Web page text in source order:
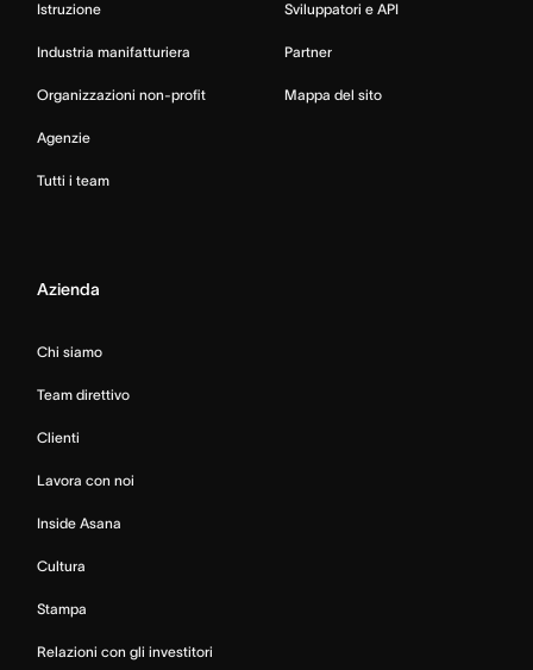
Istruzione
Industria manifatturiera
Organizzazioni non-profit
Agenzie
Tutti i team
Sviluppatori e API
Partner
Mappa del sito
Azienda
Chi siamo
Team direttivo
Clienti
Lavora con noi
Inside Asana
Cultura
Stampa
Relazioni con gli investitori